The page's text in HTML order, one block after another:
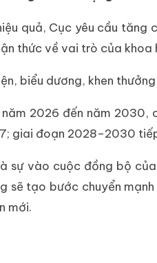
quả, Cục yêu cầu tăng
thức về vai trò của
biểu dương, khen
2026 đến năm
giai đoạn 2028–2030
sự vào cuộc đồng bộ
sẽ tạo bước chuyển
mới.